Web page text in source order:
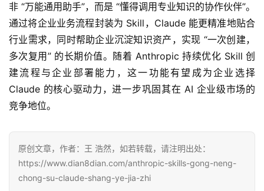
非 “万能通用助手”，而是 “懂得调用专业知识的协作伙伴”。
通过将企业业务流程封装为 Skill，Claude 能更精准地贴合
行业需求，同时帮助企业沉淀知识资产，实现 “一次创建，
多次复用” 的长期价值。随着 Anthropic 持续优化 Skill 创
建流程与企业部署能力，这一功能有望成为企业选择
Claude 的核心驱动力，进一步巩固其在 AI 企业级市场的
竞争地位。
原创文章，作者：王 浩然，如若转载，请注明出处：
https://www.dian8dian.com/anthropic-skills-gong-neng-
chong-su-claude-shang-ye-jia-zhi